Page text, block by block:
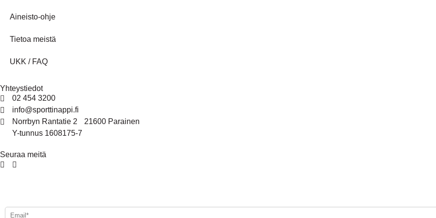
Aineisto-ohje
Tietoa meistä
UKK / FAQ
Yhteystiedot
02 454 3200
info@sporttinappi.fi
Norrbyn Rantatie 2 21600 Parainen
Y-tunnus 1608175-7
Seuraa meitä